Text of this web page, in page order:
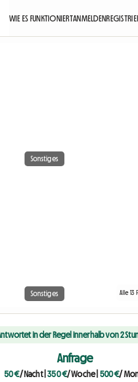
WIE ES FUNKTIONIERTANMELDEN
Sonstiges
Sonstiges Alle 13
in der Regel innerhalb von 2
Anfrage
50 €/ Nacht|350 €/ Woche| 500 €/